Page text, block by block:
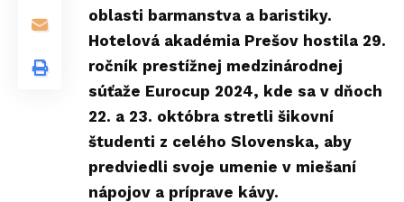
oblasti barmanstva a baristiky.
Hotelová akadémia Prešov hostila 29.
ročník prestížnej medzinárodnej
súťaže Eurocup 2024, kde sa v dňoch
22. a 23. októbra stretli šikovní
študenti z celého Slovenska, aby
predviedli svoje umenie v miešaní
nápojov a príprave kávy.